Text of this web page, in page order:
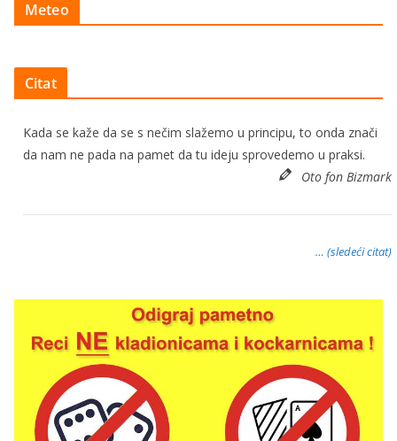
Meteo
Citat
Kada se kaže da se s nečim slažemo u principu, to onda znači
da nam ne pada na pamet da tu ideju sprovedemo u praksi.
Oto fon Bizmark
… (sledeći citat)